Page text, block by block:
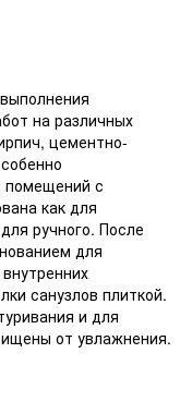
на различных
цементно-
помещений с
как для
ручного. После
для
санузлов плиткой.
и для
от увлажнения.